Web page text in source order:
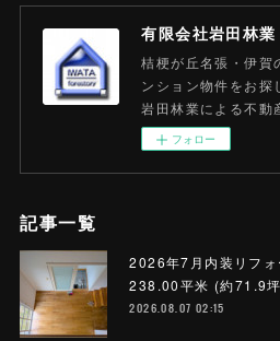
有限会社岩田林業
桔梗が丘名張・伊賀
ンション物件をお探
岩田林業による不動
フォロー
記事一覧
2026年7月内装リフ
238.00平米 (約71.9
2026.08.07 02:15